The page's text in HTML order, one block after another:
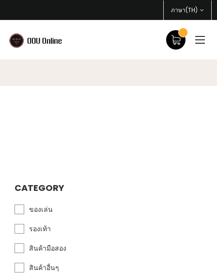
ภาษา(TH)
CATEGORY
ของเล่น
รองเท้า
สินค้ามือสอง
สินค้าอื่นๆ